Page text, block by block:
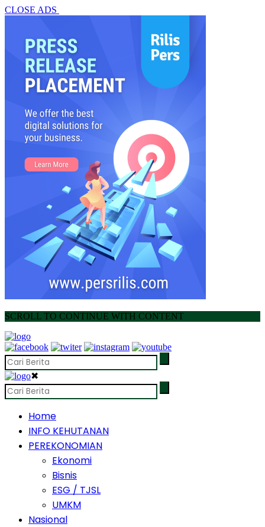
CLOSE ADS
SCROLL TO CONTINUE WITH CONTENT
✖
Home
INFO KEHUTANAN
PEREKONOMIAN
Ekonomi
Bisnis
ESG / TJSL
UMKM
Nasional